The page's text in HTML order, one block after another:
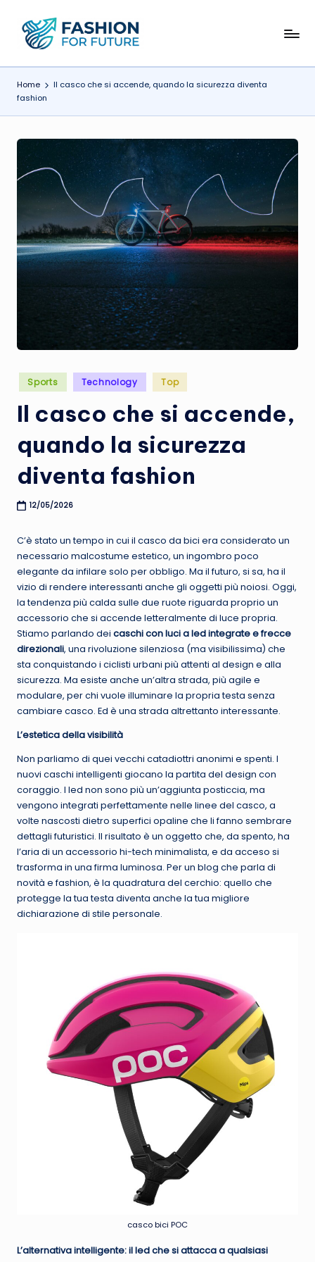
F
a
s
h
i
o
n
o
r
F
u
r
e
Home
Il casco che si accende, quando la sicurezza diventa
fashion
Posted
in
Sports Technology Top
Il casco che si accende,
quando la sicurezza
diventa fashion
12/05/2026
C’è stato un tempo in cui il casco da bici era considerato un
necessario malcostume estetico, un ingombro poco
elegante da infilare solo per obbligo. Ma il futuro, si sa, ha il
vizio di rendere interessanti anche gli oggetti più noiosi. Oggi,
la tendenza più calda sulle due ruote riguarda proprio un
accessorio che si accende letteralmente di luce propria.
Stiamo parlando dei caschi con luci a led integrate e frecce
direzionali, una rivoluzione silenziosa (ma visibilissima) che
sta conquistando i ciclisti urbani più attenti al design e alla
sicurezza. Ma esiste anche un’altra strada, più agile e
modulare, per chi vuole illuminare la propria testa senza
cambiare casco. Ed è una strada altrettanto interessante.
L’estetica della visibilità
Non parliamo di quei vecchi catadiottri anonimi e spenti. I
nuovi caschi intelligenti giocano la partita del design con
coraggio. I led non sono più un’aggiunta posticcia, ma
vengono integrati perfettamente nelle linee del casco, a
volte nascosti dietro superfici opaline che li fanno sembrare
dettagli futuristici. Il risultato è un oggetto che, da spento, ha
l’aria di un accessorio hi-tech minimalista, e da acceso si
trasforma in una firma luminosa. Per un blog che parla di
novità e fashion, è la quadratura del cerchio: quello che
protegge la tua testa diventa anche la tua migliore
dichiarazione di stile personale.
casco bici POC
L’alternativa intelligente: il led che si attacca a qualsiasi